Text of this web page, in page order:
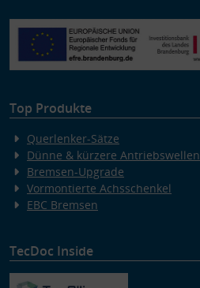
Top Produkte
Querlenker-Sätze
Dünne & kürzere Antriebswellen
Bremsen-Upgrade
Vormontierte Achsschenkel
EBC Bremsen
TecDoc Inside